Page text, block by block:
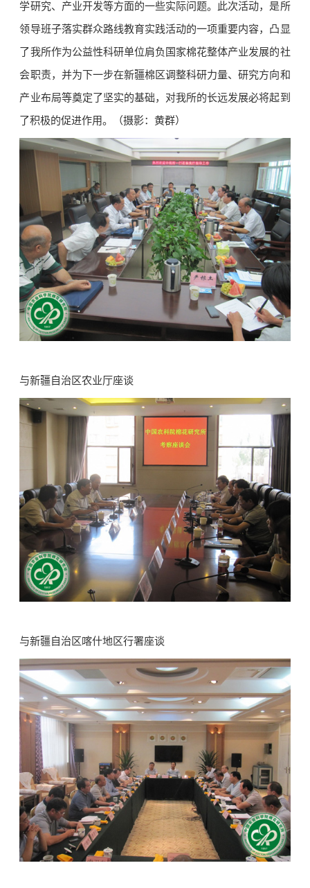
学研究、产业开发等方面的一些实际问题。此次活动，是所
领导班子落实群众路线教育实践活动的一项重要内容，凸显
了我所作为公益性科研单位肩负国家棉花整体产业发展的社
会职责，并为下一步在新疆棉区调整科研力量、研究方向和
产业布局等奠定了坚实的基础，对我所的长远发展必将起到
了积极的促进作用。（摄影：黄群）
与新疆自治区农业厅座谈
与新疆自治区喀什地区行署座谈